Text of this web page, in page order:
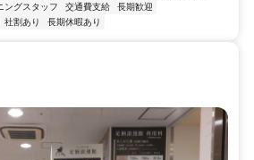
ングスタッフ 交通費支給
長期歓迎
社割あり 長期休暇あり